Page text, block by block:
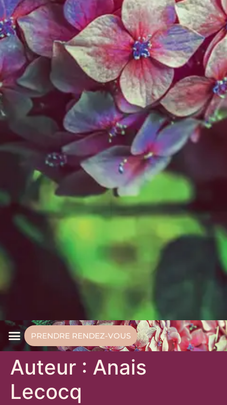
PRENDRE RENDEZ-VOUS
Auteur : Anais
Lecocq